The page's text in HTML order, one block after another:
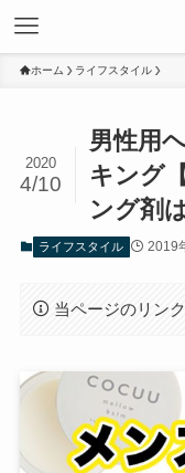
ホーム ライフスタイル
男性用
キング
ング剤
2020
4/10
ライフスタイル 2019
当ページのリン